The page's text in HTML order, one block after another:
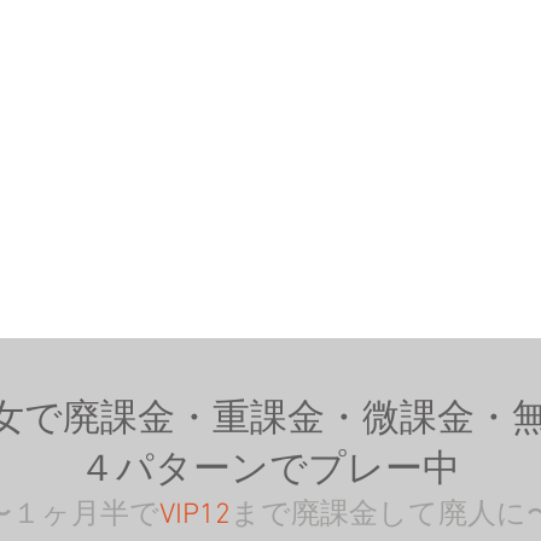
で廃課金・重課金・微課金・
４パターンでプレー中
１ヶ月半でVIP12 まで廃課金して廃人に